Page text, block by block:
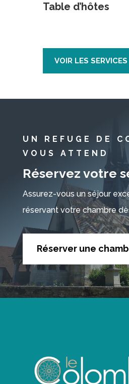
Table d’hôtes
VOIR LES
UN REFUGE DE
VOUS ATTEND
Réservez votre
Assurez-vous un séjour
réservant votre chambre
Réserver une